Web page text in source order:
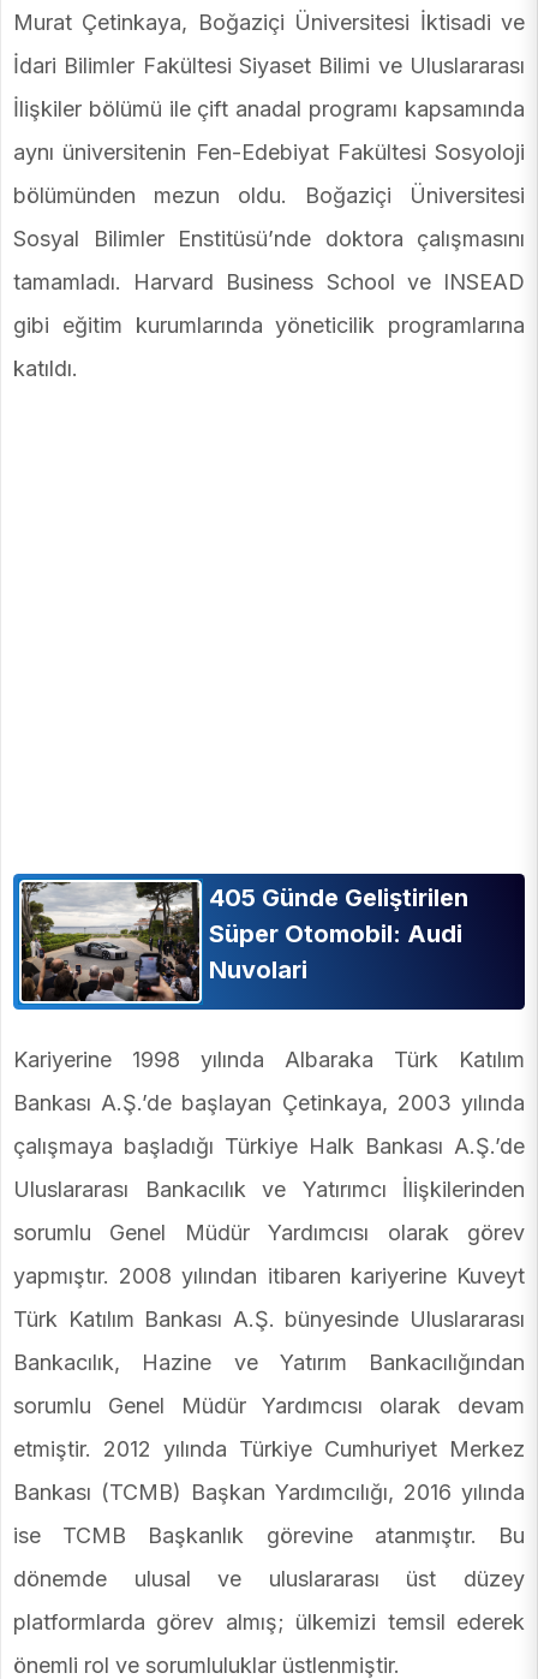
Murat Çetinkaya, Boğaziçi Üniversitesi İktisadi ve
İdari Bilimler Fakültesi Siyaset Bilimi ve Uluslararası
İlişkiler bölümü ile çift anadal programı kapsamında
aynı üniversitenin Fen-Edebiyat Fakültesi Sosyoloji
bölümünden mezun oldu. Boğaziçi Üniversitesi
Sosyal Bilimler Enstitüsü’nde doktora çalışmasını
tamamladı. Harvard Business School ve INSEAD
gibi eğitim kurumlarında yöneticilik programlarına
katıldı.
405 Günde Geliştirilen
Süper Otomobil: Audi
Nuvolari
Kariyerine 1998 yılında Albaraka Türk Katılım
Bankası A.Ş.’de başlayan Çetinkaya, 2003 yılında
çalışmaya başladığı Türkiye Halk Bankası A.Ş.’de
Uluslararası Bankacılık ve Yatırımcı İlişkilerinden
sorumlu Genel Müdür Yardımcısı olarak görev
yapmıştır. 2008 yılından itibaren kariyerine Kuveyt
Türk Katılım Bankası A.Ş. bünyesinde Uluslararası
Bankacılık, Hazine ve Yatırım Bankacılığından
sorumlu Genel Müdür Yardımcısı olarak devam
etmiştir. 2012 yılında Türkiye Cumhuriyet Merkez
Bankası (TCMB) Başkan Yardımcılığı, 2016 yılında
ise TCMB Başkanlık görevine atanmıştır. Bu
dönemde ulusal ve uluslararası üst düzey
platformlarda görev almış; ülkemizi temsil ederek
önemli rol ve sorumluluklar üstlenmiştir.